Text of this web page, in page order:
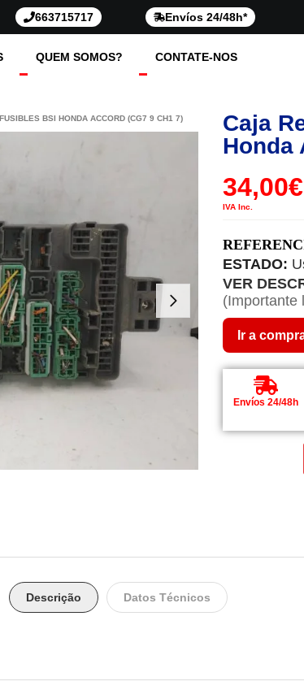
663715717 Envíos 24/48h*
QUEM SOMOS? CONTATE-NOS
BSI HONDA ACCORD (CG7 9 CH1 7)
Caja
Honda
34,00€
IVA Inc.
ESTADO:
VER
(Importante
Ir a
Envíos 24/48h
Descrição Datos Técnicos